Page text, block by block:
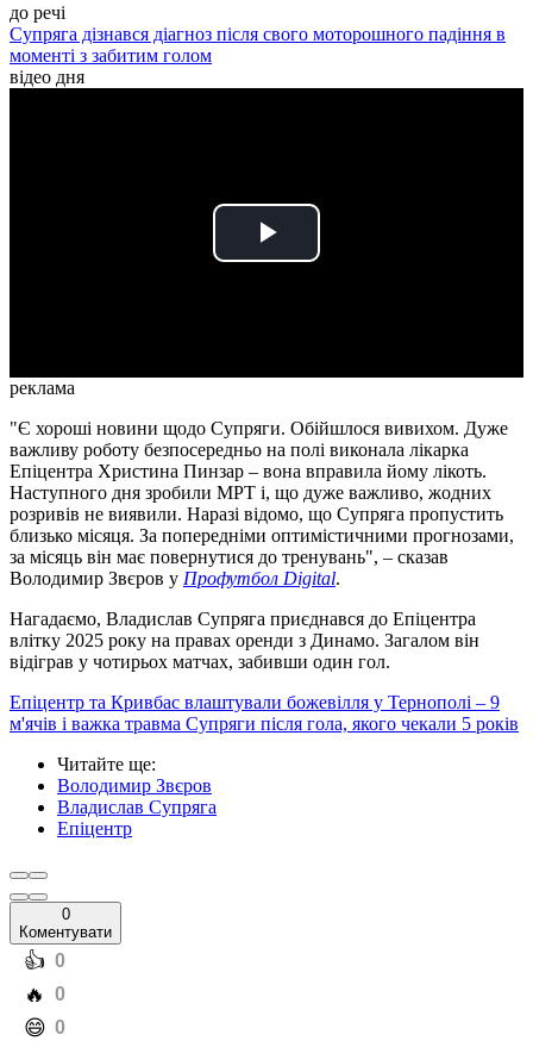
до речі
Супряга дізнався діагноз після свого моторошного падіння в
моменті з забитим голом
відео дня
Play
реклама
"Є хороші новини щодо Супряги. Обійшлося вивихом. Дуже
важливу роботу безпосередньо на полі виконала лікарка
Епіцентра Христина Пинзар – вона вправила йому лікоть.
Наступного дня зробили МРТ і, що дуже важливо, жодних
розривів не виявили. Наразі відомо, що Супряга пропустить
близько місяця. За попередніми оптимістичними прогнозами,
за місяць він має повернутися до тренувань", – сказав
Володимир Звєров у Профутбол Digital.
Нагадаємо, Владислав Супряга приєднався до Епіцентра
влітку 2025 року на правах оренди з Динамо. Загалом він
відіграв у чотирьох матчах, забивши один гол.
Епіцентр та Кривбас влаштували божевілля у Тернополі – 9
м'ячів і важка травма Супряги після гола, якого чекали 5 років
Читайте ще:
Володимир Звєров
Владислав Супряга
Епіцентр
0
Коментувати
️👍 0
️🔥 0
️😄 0